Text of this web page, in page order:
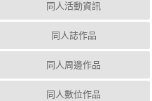
同人活動資訊
同人誌作品
同人周邊作品
同人數位作品